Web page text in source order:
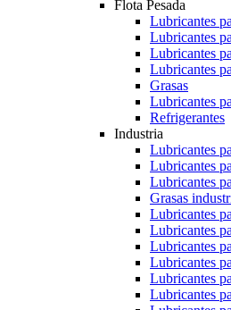
Flota Pesada
Lubricantes
Lubricantes
Lubricantes
Lubricantes
Grasas
Lubricantes
Refrigerantes
Industria
Lubricantes
Lubricantes
Lubricantes
Grasas
Lubricantes
Lubricantes
Lubricantes
Lubricantes
Lubricantes
Lubricantes